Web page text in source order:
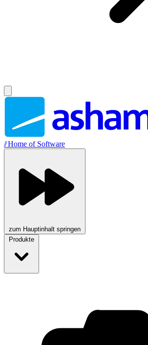
//Home of Software
zum Hauptinhalt springen
Produkte